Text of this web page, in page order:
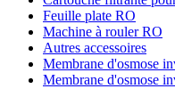
Feuille plate RO
Machine à rouler RO
Autres accessoires
Membrane d'osmose
Membrane d'osmose